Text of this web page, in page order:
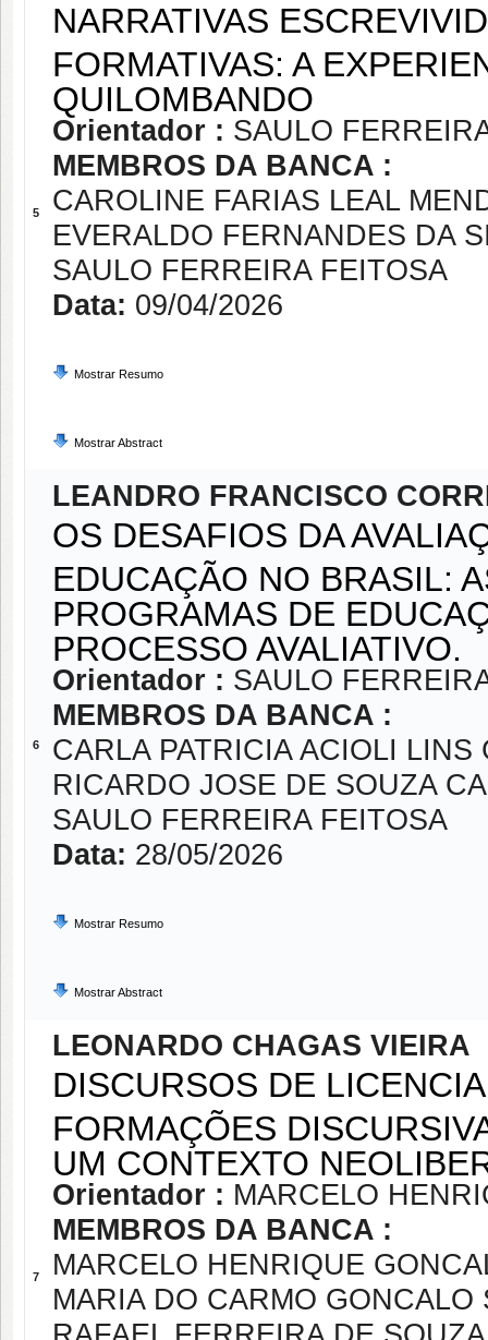
5
NARRATIVAS
FORMATIVAS: A
QUILOMBANDO
Orientador : SAULO
MEMBROS DA BANCA :
CAROLINE FARIAS LEAL
EVERALDO FERNANDES DA
SAULO FERREIRA FEITOSA
Data: 09/04/2026
Mostrar Resumo
Mostrar Abstract
6
LEANDRO FRANCISCO
OS DESAFIOS DA
EDUCAÇÃO NO BRASIL:
PROGRAMAS DE
PROCESSO
Orientador : SAULO
MEMBROS DA BANCA :
CARLA PATRICIA ACIOLI LINS
RICARDO JOSE DE SOUZA
SAULO FERREIRA FEITOSA
Data: 28/05/2026
Mostrar Resumo
Mostrar Abstract
7
LEONARDO CHAGAS VIEIRA
DISCURSOS DE
FORMAÇÕES
UM CONTEXTO
Orientador : MARCELO
MEMBROS DA BANCA :
MARCELO HENRIQUE
MARIA DO CARMO GONCALO